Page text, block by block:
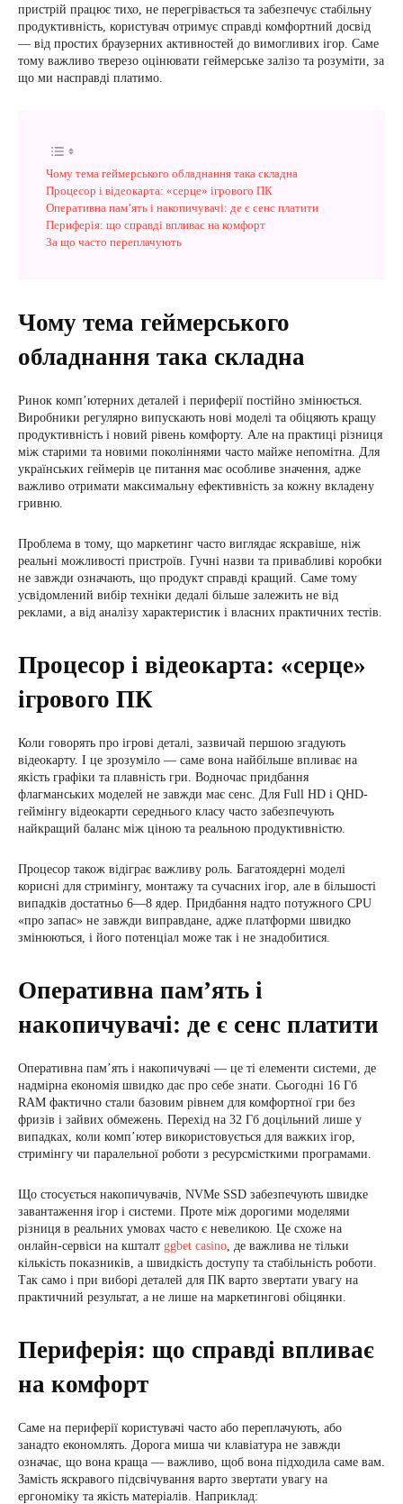
пристрій працює тихо, не перегрівається та забезпечує стабільну
продуктивність, користувач отримує справді комфортний досвід
— від простих браузерних активностей до вимогливих ігор. Саме
тому важливо тверезо оцінювати геймерське залізо та розуміти, за
що ми насправді платимо.
Чому тема геймерського обладнання така складна
Процесор і відеокарта: «серце» ігрового ПК
Оперативна пам’ять і накопичувачі: де є сенс платити
Периферія: що справді впливає на комфорт
За що часто переплачують
Чому тема геймерського
обладнання така складна
Ринок комп’ютерних деталей і периферії постійно змінюється.
Виробники регулярно випускають нові моделі та обіцяють кращу
продуктивність і новий рівень комфорту. Але на практиці різниця
між старими та новими поколіннями часто майже непомітна. Для
українських геймерів це питання має особливе значення, адже
важливо отримати максимальну ефективність за кожну вкладену
гривню.
Проблема в тому, що маркетинг часто виглядає яскравіше, ніж
реальні можливості пристроїв. Гучні назви та привабливі коробки
не завжди означають, що продукт справді кращий. Саме тому
усвідомлений вибір техніки дедалі більше залежить не від
реклами, а від аналізу характеристик і власних практичних тестів.
Процесор і відеокарта: «серце»
ігрового ПК
Коли говорять про ігрові деталі, зазвичай першою згадують
відеокарту. І це зрозуміло — саме вона найбільше впливає на
якість графіки та плавність гри. Водночас придбання
флагманських моделей не завжди має сенс. Для Full HD і QHD-
геймінгу відеокарти середнього класу часто забезпечують
найкращий баланс між ціною та реальною продуктивністю.
Процесор також відіграє важливу роль. Багатоядерні моделі
корисні для стримінгу, монтажу та сучасних ігор, але в більшості
випадків достатньо 6—8 ядер. Придбання надто потужного CPU
«про запас» не завжди виправдане, адже платформи швидко
змінюються, і його потенціал може так і не знадобитися.
Оперативна пам’ять і
накопичувачі: де є сенс платити
Оперативна пам’ять і накопичувачі — це ті елементи системи, де
надмірна економія швидко дає про себе знати. Сьогодні 16 Гб
RAM фактично стали базовим рівнем для комфортної гри без
фризів і зайвих обмежень. Перехід на 32 Гб доцільний лише у
випадках, коли комп’ютер використовується для важких ігор,
стримінгу чи паралельної роботи з ресурсмісткими програмами.
Що стосується накопичувачів, NVMe SSD забезпечують швидке
завантаження ігор і системи. Проте між дорогими моделями
різниця в реальних умовах часто є невеликою. Це схоже на
онлайн-сервіси на кшталт ggbet casino, де важлива не тільки
кількість показників, а швидкість доступу та стабільність роботи.
Так само і при виборі деталей для ПК варто звертати увагу на
практичний результат, а не лише на маркетингові обіцянки.
Периферія: що справді впливає
на комфорт
Саме на периферії користувачі часто або переплачують, або
занадто економлять. Дорога миша чи клавіатура не завжди
означає, що вона краща — важливо, щоб вона підходила саме вам.
Замість яскравого підсвічування варто звертати увагу на
ергономіку та якість матеріалів. Наприклад: